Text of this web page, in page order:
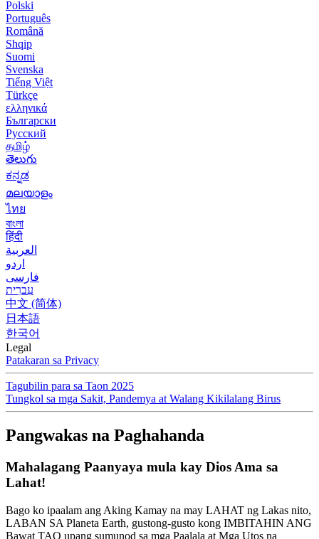
Polski
Português
Română
Shqip
Suomi
Svenska
Tiếng Việt
Türkçe
ελληνικά
Български
Русский
தமிழ்
తెలుగు
ಕನ್ನಡ
മലയാളം
ไทย
বাংলা
हिंदी
العربية
اردو
فارسی
עִברִית
中文 (简体)
日本語
한국어
Legal
Patakaran sa Privacy
Tagubilin para sa Taon 2025
Tungkol sa mga Sakit, Pandemya at Walang Kikilalang Birus
Pangwakas na Paghahanda
Mahalagang Paanyaya mula kay Dios Ama sa
Lahat!
Bago ko ipaalam ang Aking Kamay na may LAHAT ng Lakas nito,
LABAN SA Planeta Earth, gustong-gusto kong IMBITAHIN ANG
Bawat TAO upang sumunod sa mga Paalala at Mga Utos na